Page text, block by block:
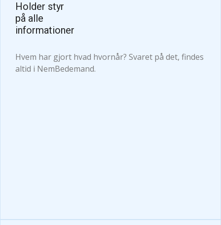
Holder styr
på alle
informationer
Hvem har gjort hvad hvornår? Svaret på det, findes
altid i NemBedemand.